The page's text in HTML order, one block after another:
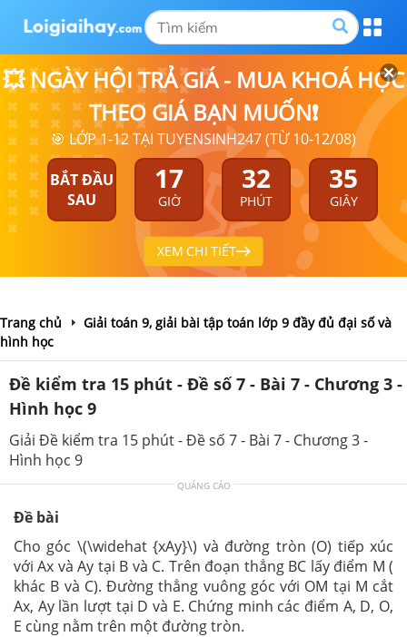
💥 NGÀY HỘI TRẢ GIÁ - MUA KHOÁ HỌC
THEO GIÁ BẠN MUỐN❗
🎯 LỚP 1-12 TẠI TUYENSINH247 (TỪ 10-12/08)
BẮT ĐẦU
SAU
17
GIỜ
32
PHÚT
35
GIÂY
XEM CHI TIẾT
Trang chủ
Giải toán 9, giải bài tập toán lớp 9 đầy đủ đại số và
hình học
Đề kiểm tra 15 phút - Đề số 7 - Bài 7 - Chương 3 -
Hình học 9
Giải Đề kiểm tra 15 phút - Đề số 7 - Bài 7 - Chương 3 -
Hình học 9
QUẢNG CÁO
Đề bài
Cho góc \(\widehat {xAy}\) và đường tròn (O) tiếp xúc
với Ax và Ay tại B và C. Trên đoạn thẳng BC lấy điểm M (
khác B và C). Đường thẳng vuông góc với OM tại M cắt
Ax, Ay lần lượt tại D và E. Chứng minh các điểm A, D, O,
E cùng nằm trên một đường tròn.